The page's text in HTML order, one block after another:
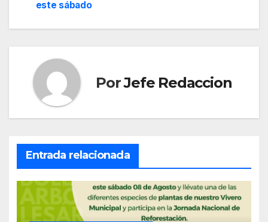
de
este sábado
PorJefe Redaccion
Entrada relacionada